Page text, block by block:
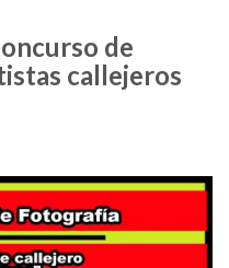
de
callejeros